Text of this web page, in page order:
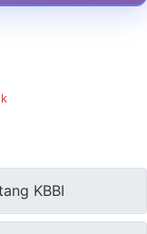
KBBI